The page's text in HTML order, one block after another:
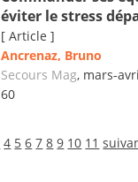
éviter le stress
[ Article ]
Ancrenaz, Bruno
Secours Mag, mars-
60
4 5 6 7 8 9 10 11